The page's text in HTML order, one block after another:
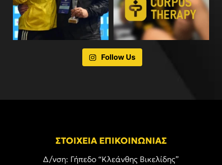
Follow Us
ΣΤΟΙΧΕΙΑ ΕΠΙΚΟΙΝΩΝΙΑΣ
Δ/νση: Γήπεδο “Κλεάνθης Βικελίδης”